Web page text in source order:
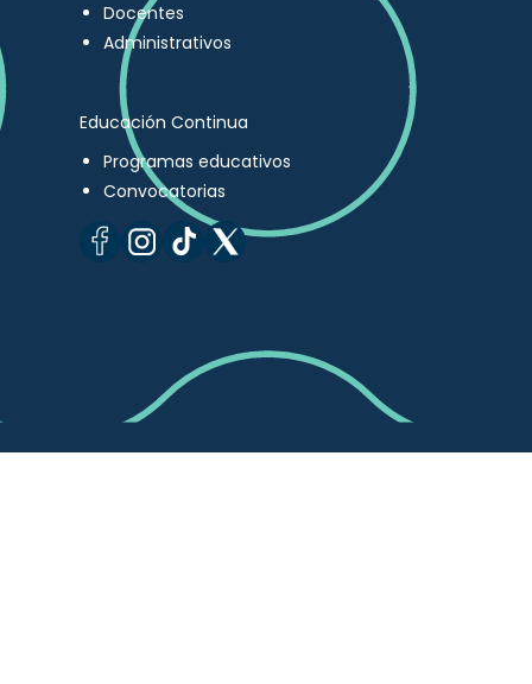
Docentes
Administrativos
Educación Continua
Programas educativos
Convocatorias